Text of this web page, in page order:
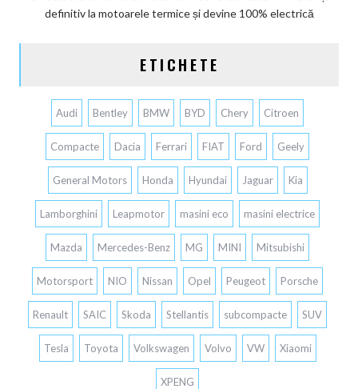
definitiv la motoarele termice și devine 100% electrică
ETICHETE
Audi Bentley BMW BYD Chery Citroen
Compacte Dacia Ferrari FIAT Ford Geely
General Motors Honda Hyundai Jaguar Kia
Lamborghini Leapmotor masini eco masini electrice
Mazda Mercedes-Benz MG MINI Mitsubishi
Motorsport NIO Nissan Opel Peugeot Porsche
Renault SAIC Skoda Stellantis subcompacte SUV
Tesla Toyota Volkswagen Volvo VW Xiaomi
XPENG